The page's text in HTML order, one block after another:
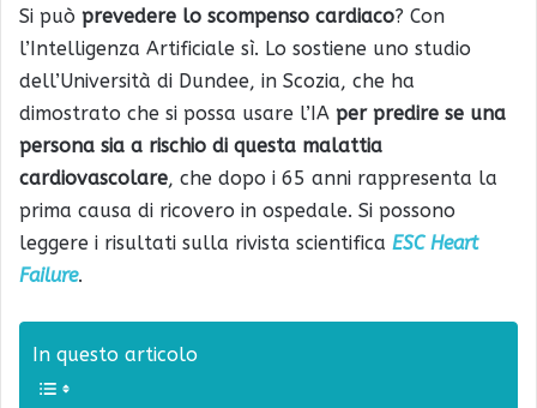
Si può prevedere lo scompenso cardiaco? Con
l’Intelligenza Artificiale sì. Lo sostiene uno studio
dell’Università di Dundee, in Scozia, che ha
dimostrato che si possa usare l’IA per predire se una
persona sia a rischio di questa malattia
cardiovascolare, che dopo i 65 anni rappresenta la
prima causa di ricovero in ospedale. Si possono
leggere i risultati sulla rivista scientifica ESC Heart
Failure.
In questo articolo